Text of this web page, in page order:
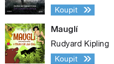
Koupit
Mauglí
Rudyard Kipling
Koupit